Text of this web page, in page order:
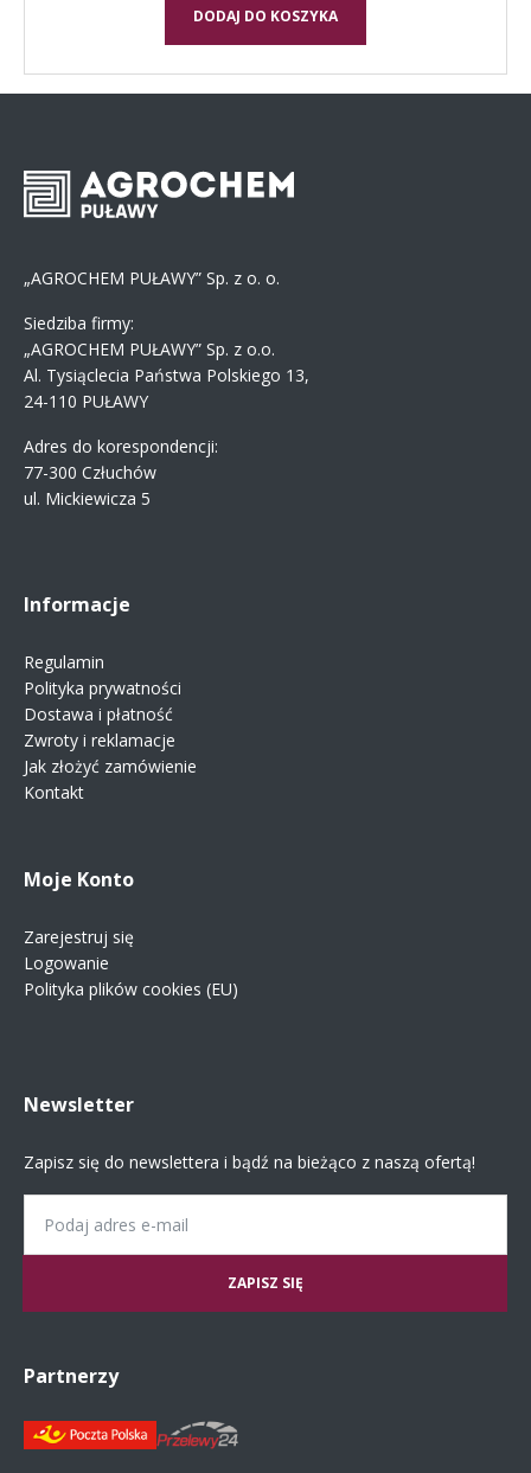
DODAJ DO KOSZYKA
„AGROCHEM PUŁAWY” Sp. z o. o.
Siedziba firmy:
„AGROCHEM PUŁAWY” Sp. z o.o.
Al. Tysiąclecia Państwa Polskiego 13,
24-110 PUŁAWY
Adres do korespondencji:
77-300 Człuchów
ul. Mickiewicza 5
Informacje
Regulamin
Polityka prywatności
Dostawa i płatność
Zwroty i reklamacje
Jak złożyć zamówienie
Kontakt
Moje Konto
Zarejestruj się
Logowanie
Polityka plików cookies (EU)
Newsletter
Zapisz się do newslettera i bądź na bieżąco z naszą ofertą!
Partnerzy